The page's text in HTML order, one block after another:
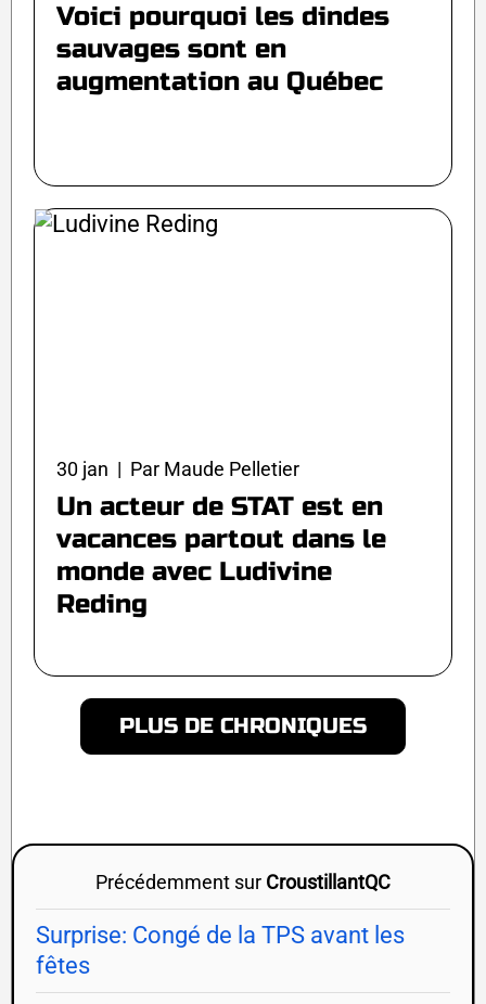
Voici pourquoi les dindes
sauvages sont en
augmentation au Québec
30 jan | Par Maude Pelletier
Un acteur de STAT est en
vacances partout dans le
monde avec Ludivine
Reding
PLUS DE CHRONIQUES
Précédemment sur CroustillantQC
Surprise: Congé de la TPS avant les
fêtes